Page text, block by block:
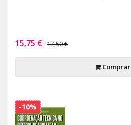
15,75 € 17,50 €
Comprar
-10%